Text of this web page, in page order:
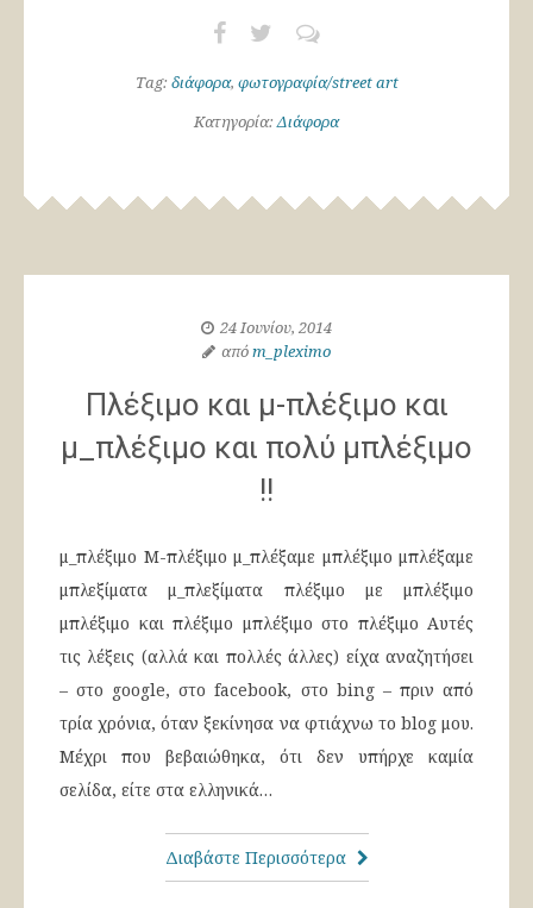
Tag: διάφορα, φωτογραφία/street art
Κατηγορία:Διάφορα
24 Ιουνίου, 2014
απόm_pleximo
Πλέξιμο και μ-πλέξιμο και
μ_πλέξιμο και πολύ μπλέξιμο
!!
μ_πλέξιμο Μ-πλέξιμο μ_πλέξαμε μπλέξιμο μπλέξαμε
μπλεξίματα μ_πλεξίματα πλέξιμο με μπλέξιμο
μπλέξιμο και πλέξιμο μπλέξιμο στο πλέξιμο Αυτές
τις λέξεις (αλλά και πολλές άλλες) είχα αναζητήσει
– στο google, στο facebook, στο bing – πριν από
τρία χρόνια, όταν ξεκίνησα να φτιάχνω το blog μου.
Μέχρι που βεβαιώθηκα, ότι δεν υπήρχε καμία
σελίδα, είτε στα ελληνικά…
Διαβάστε Περισσότερα